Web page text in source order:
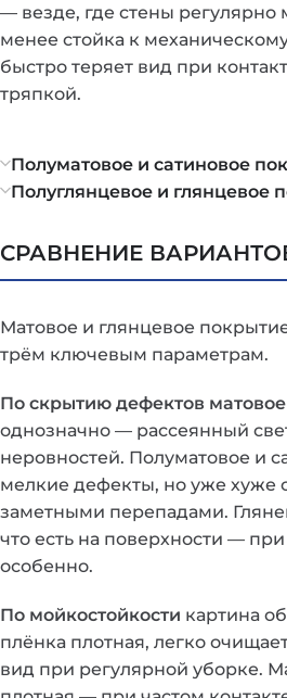
— везде, где стены регулярно
менее стойка к
быстро теряет вид при
тряпкой.
Полуматовое и сатиновое
Полуглянцевое и глянцевое
СРАВНЕНИЕ
Матовое и глянцевое
трём ключевым параметрам.
По скрытию дефектов матовое
однозначно — рассеянный
неровностей. Полуматовое и
мелкие дефекты, но уже хуже
заметными перепадами.
что есть на поверхности —
особенно.
По мойкостойкости картина
плёнка плотная, легко
вид при регулярной уборке.